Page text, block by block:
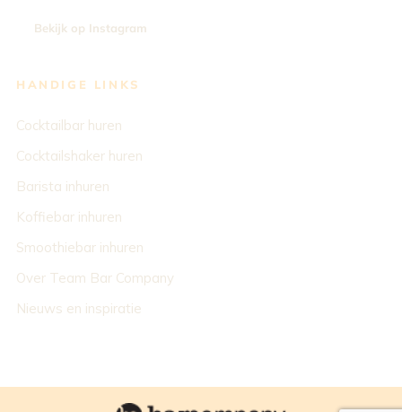
Bekijk op Instagram
HANDIGE LINKS
Cocktailbar huren
Cocktailshaker huren
Barista inhuren
Koffiebar inhuren
Smoothiebar inhuren
Over Team Bar Company
Nieuws en inspiratie